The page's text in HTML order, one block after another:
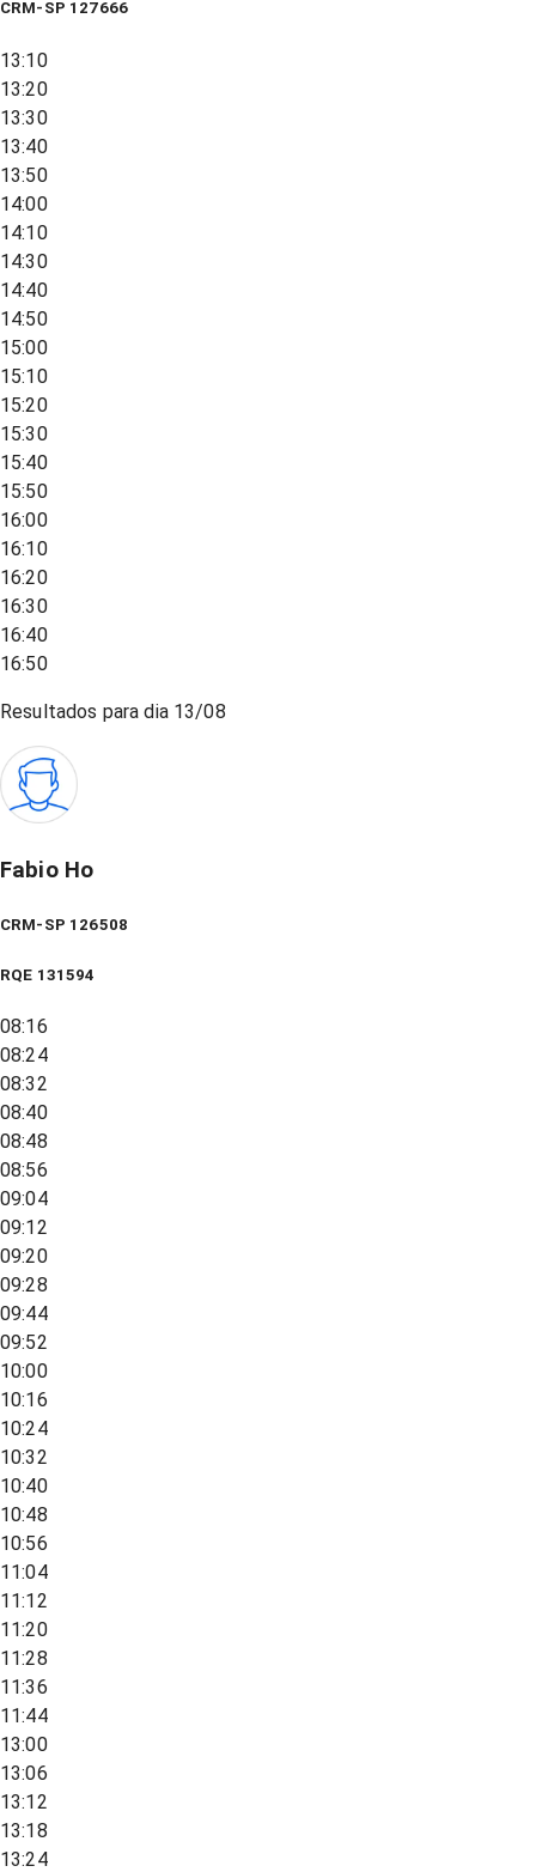
CRM-SP 127666
13:10
13:20
13:30
13:40
13:50
14:00
14:10
14:30
14:40
14:50
15:00
15:10
15:20
15:30
15:40
15:50
16:00
16:10
16:20
16:30
16:40
16:50
Resultados para dia 13/08
Fabio Ho
CRM-SP 126508
RQE 131594
08:16
08:24
08:32
08:40
08:48
08:56
09:04
09:12
09:20
09:28
09:44
09:52
10:00
10:16
10:24
10:32
10:40
10:48
10:56
11:04
11:12
11:20
11:28
11:36
11:44
13:00
13:06
13:12
13:18
13:24